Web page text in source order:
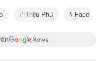
Triệu Phú